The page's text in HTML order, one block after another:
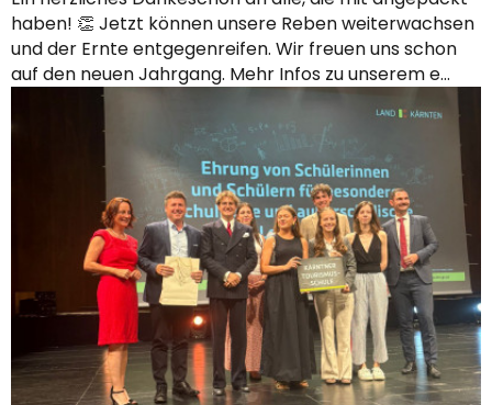
haben! 👏 Jetzt können unsere Reben weiterwachsen
und der Ernte entgegenreifen. Wir freuen uns schon
auf den neuen Jahrgang. Mehr Infos zu unserem e…